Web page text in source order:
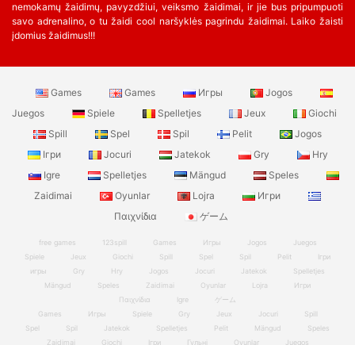
nemokamų žaidimų, pavyzdžiui, veiksmo žaidimai, ir jie bus pripumpuoti
savo adrenalino, o tu žaidi cool naršyklės pagrindu žaidimai. Laiko žaisti
įdomius žaidimus!!!
Games Games Игры
Jogos
Juegos
Spiele Spelletjes Jeux
Giochi
Spill
Spel Spil Pelit
Jogos
Ігри
Jocuri Jatekok Gry
Hry
Igre
Spelletjes Mängud
Speles
Zaidimai
Oyunlar Lojra
Игри
Παιχνίδια
ゲーム
free games 123spill Games Игры Jogos
Juegos
Spiele
Jeux Giochi Spill Spel Spil Pelit
Ігри
игры
Gry Hry Jogos Jocuri Jatekok
Spelletjes
Mängud
Speles Zaidimai Oyunlar Lojra
Игри
Παιχνίδια
Igre
ゲーム
Games
Игры Spiele Gry Jeux Jocuri
Spill
Spel
Spil Jatekok Spelletjes Pelit Mängud
Speles
Zaidimai
Giochi Ігри Гульні Oyunlar Juegos